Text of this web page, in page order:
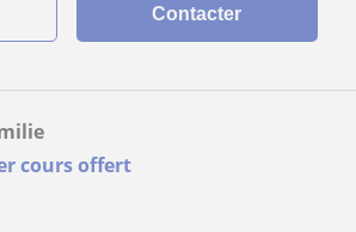
Contacter
cours offert